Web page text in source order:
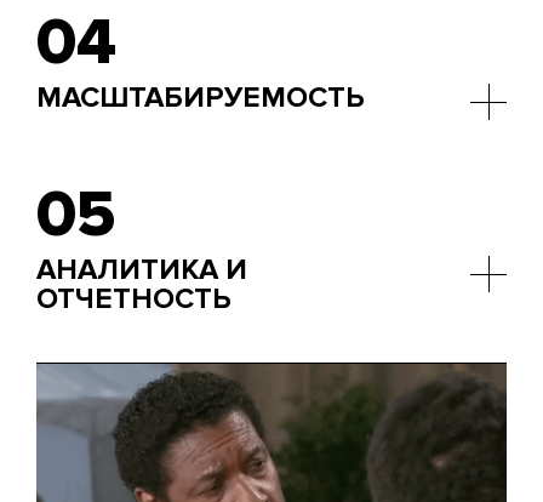
поможет сбалансировать расходы и добиться
максимального результата.
04
МАСШТАБИРУЕМОСТЬ
05
АНАЛИТИКА И
ОТЧЕТНОСТЬ
производительности рекламных кампаний.